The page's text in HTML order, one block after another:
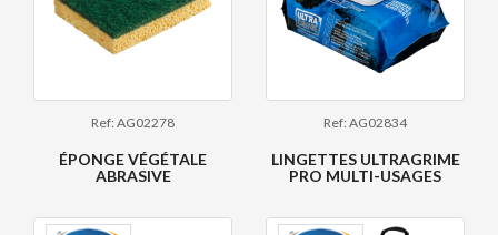
Ref: AG02278
ÉPONGE VÉGÉTALE
ABRASIVE
Ref: AG02834
LINGETTES ULTRAGRIME
PRO MULTI-USAGES